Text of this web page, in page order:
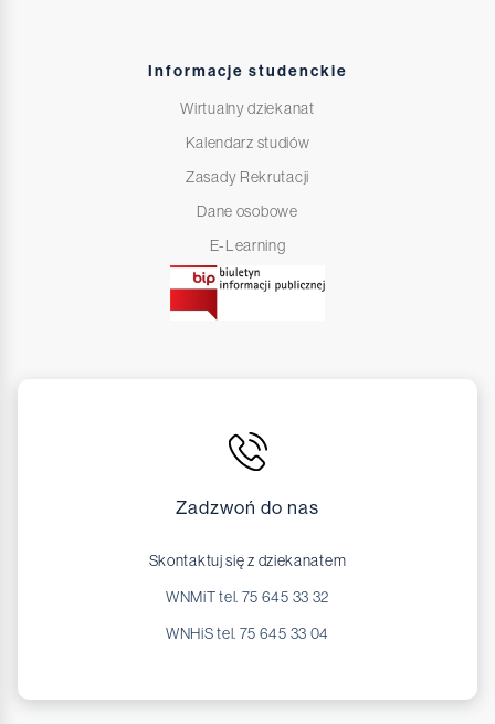
Informacje studenckie
Wirtualny dziekanat
Kalendarz studiów
Zasady Rekrutacji
Dane osobowe
E-Learning
Zadzwoń do nas
Skontaktuj się z dziekanatem
WNMiT tel. 75 645 33 32
WNHiS tel. 75 645 33 04